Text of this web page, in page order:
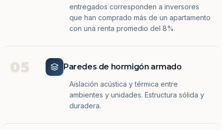
entregados corresponden a inversores
que han comprado más de un apartamento
con una renta promedio del 8%.
05 Paredes de hormigón armado
Aislación acústica y térmica entre
ambientes y unidades. Estructura sólida y
duradera.